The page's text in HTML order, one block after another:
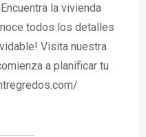
la vivienda
todos los detalles
Visita nuestra
a planificar tu